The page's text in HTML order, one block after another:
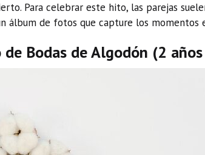
Para celebrar este hito, las parejas
álbum de fotos que capture los momentos
de Bodas de Algodón (2